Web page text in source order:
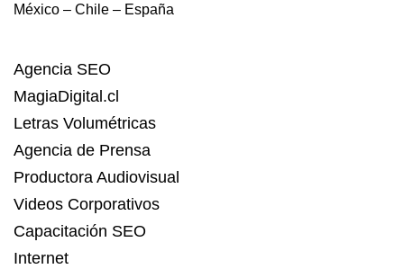
México – Chile – España
Agencia SEO
MagiaDigital.cl
Letras Volumétricas
Agencia de Prensa
Productora Audiovisual
Videos Corporativos
Capacitación SEO
Internet